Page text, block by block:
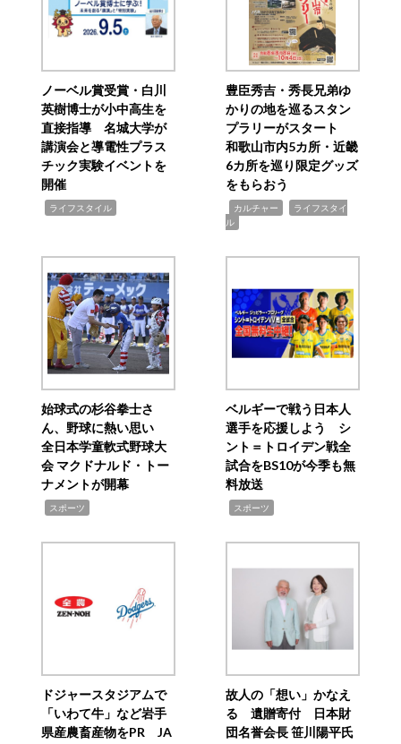
ノーベル賞受賞・白川
英樹博士が小中高生を
直接指導 名城大学が
講演会と導電性プラス
チック実験イベントを
開催
ライフスタイル
豊臣秀吉・秀長兄弟ゆ
かりの地を巡るスタン
プラリーがスタート
和歌山市内5カ所・近畿
6カ所を巡り限定グッズ
をもらおう
カルチャー
ライフスタイ
ル
始球式の杉谷拳士さ
ん、野球に熱い思い
全日本学童軟式野球大
会 マクドナルド・トー
ナメントが開幕
スポーツ
ベルギーで戦う日本人
選手を応援しよう シ
ント＝トロイデン戦全
試合をBS10が今季も無
料放送
スポーツ
ドジャースタジアムで
「いわて牛」など岩手
県産農畜産物をPR JA
故人の「想い」かなえ
る 遺贈寄付 日本財
団名誉会長 笹川陽平氏